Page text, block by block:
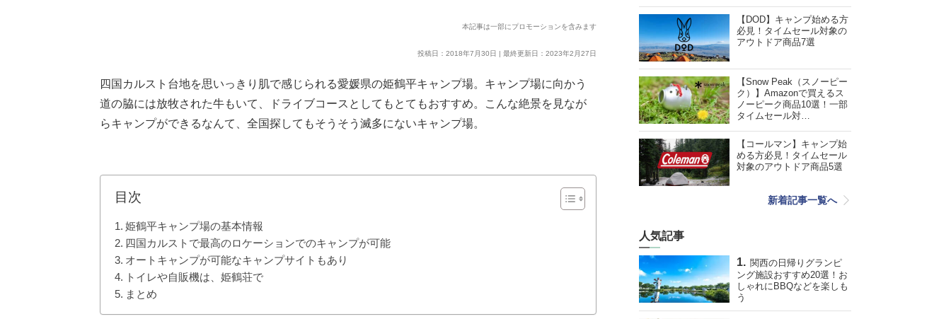
本記事は一部にプロモーションを含みます
投稿日：2018年7月30日 | 最終更新日：2023年2月27日
四国カルスト台地を思いっきり肌で感じられる愛媛県の姫鶴平キャンプ場。キャンプ場に向かう
道の脇には放牧された牛もいて、ドライブコースとしてもとてもおすすめ。こんな絶景を見なが
らキャンプができるなんて、全国探してもそうそう滅多にないキャンプ場。
目次
姫鶴平キャンプ場の基本情報
四国カルストで最高のロケーションでのキャンプが可能
オートキャンプが可能なキャンプサイトもあり
トイレや自販機は、姫鶴荘で
まとめ
【DOD】キャンプ始める方
必見！タイムセール対象の
アウトドア商品7選
【Snow Peak（スノーピー
ク）】Amazonで買えるス
ノーピーク商品10選！一部
タイムセール対…
【コールマン】キャンプ始
める方必見！タイムセール
対象のアウトドア商品5選
新着記事一覧へ
人気記事
関西の日帰りグランピ
ング施設おすすめ20選！お
しゃれにBBQなどを楽しも
う